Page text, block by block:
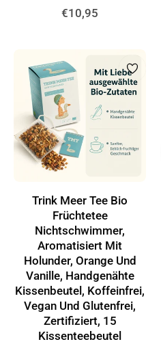
Normaler
€10,95
Trink Meer Tee Bio
Früchtetee
Nichtschwimmer,
Aromatisiert Mit
Holunder, Orange Und
Vanille, Handgenähte
Kissenbeutel, Koffeinfrei,
Vegan Und Glutenfrei,
Zertifiziert, 15
Kissenteebeutel